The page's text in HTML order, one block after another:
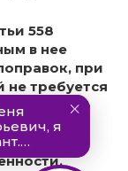
558
в нее
при
требуется
Но
орган
чтобы